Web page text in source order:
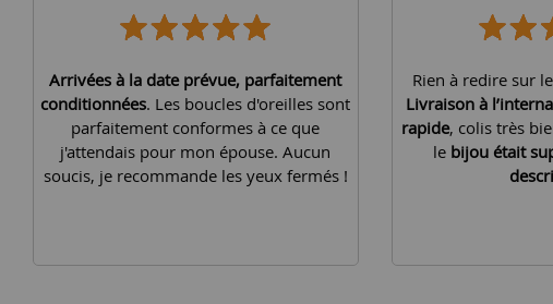
Arrivées à la date prévue, parfaitement
conditionnées. Les boucles d'oreilles sont
parfaitement conformes à ce que
j'attendais pour mon épouse. Aucun
soucis, je recommande les yeux fermés !
Rien à redire sur
Livraison à
rapide, colis très
le bijou était